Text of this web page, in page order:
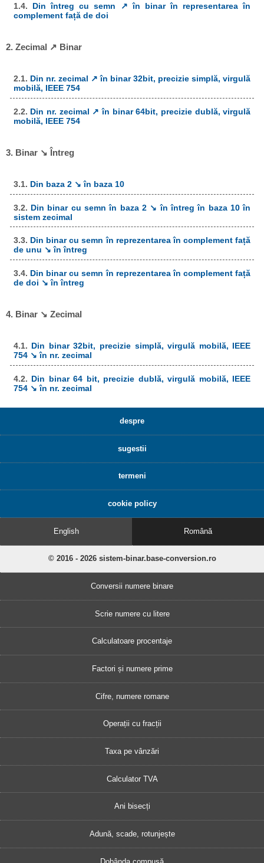
1.4. Din întreg cu semn ↗ în binar în representarea în
complement față de doi
2. Zecimal ↗ Binar
2.1. Din nr. zecimal ↗ în binar 32bit, precizie simplă, virgulă
mobilă, IEEE 754
2.2. Din nr. zecimal ↗ în binar 64bit, precizie dublă, virgulă
mobilă, IEEE 754
3. Binar ↘ Întreg
3.1. Din baza 2 ↘ în baza 10
3.2. Din binar cu semn în baza 2 ↘ în întreg în baza 10 în
sistem zecimal
3.3. Din binar cu semn în reprezentarea în complement față
de unu ↘ în întreg
3.4. Din binar cu semn în reprezentarea în complement față
de doi ↘ în întreg
4. Binar ↘ Zecimal
4.1. Din binar 32bit, precizie simplă, virgulă mobilă, IEEE
754 ↘ în nr. zecimal
4.2. Din binar 64 bit, precizie dublă, virgulă mobilă, IEEE
754 ↘ în nr. zecimal
despre
sugestii
termeni
cookie policy
English Română
© 2016 - 2026 sistem-binar.base-conversion.ro
Conversii numere binare
Scrie numere cu litere
Calculatoare procentaje
Factori și numere prime
Cifre, numere romane
Operații cu fracții
Taxa pe vânzări
Calculator TVA
Ani bisecți
Adună, scade, rotunjește